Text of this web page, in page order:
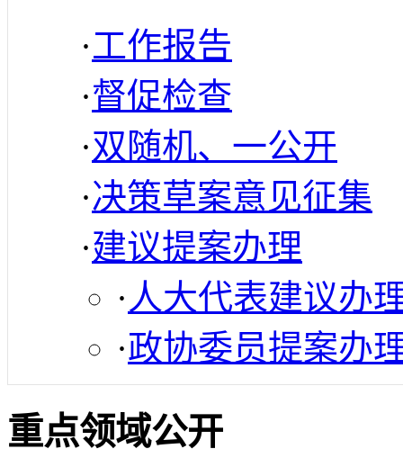
·工作报告
·督促检查
·双随机、一公开
·决策草案意见征集
·建议提案办理
· 人大代表建议办
·政协委员提案办
重点领域公开